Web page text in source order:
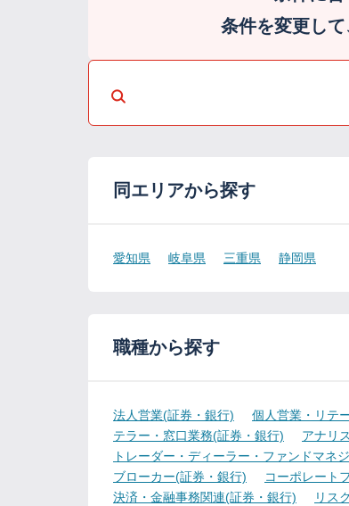
条件を変更して
同エリアから探す
愛知県 岐阜県 三重県 静岡県
職種から探す
法人営業(証券・銀行) 個人営業・リテ
テラー・窓口業務(証券・銀行)
アナリ
トレーダー・ディーラー・ファンドマネ
ブローカー(証券・銀行)
コーポレート
決済・金融事務関連(証券・銀行)
リス